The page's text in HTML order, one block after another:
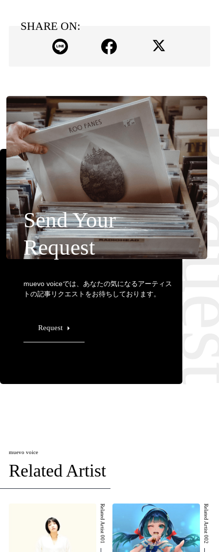
SHARE ON:
Send Your
Request
muevo voiceでは、あなたの気になるアーティス
トの記事リクエストをお待ちしております。
Request
muevo voice
Related Artist
Related Artist 001 Related Artist 002